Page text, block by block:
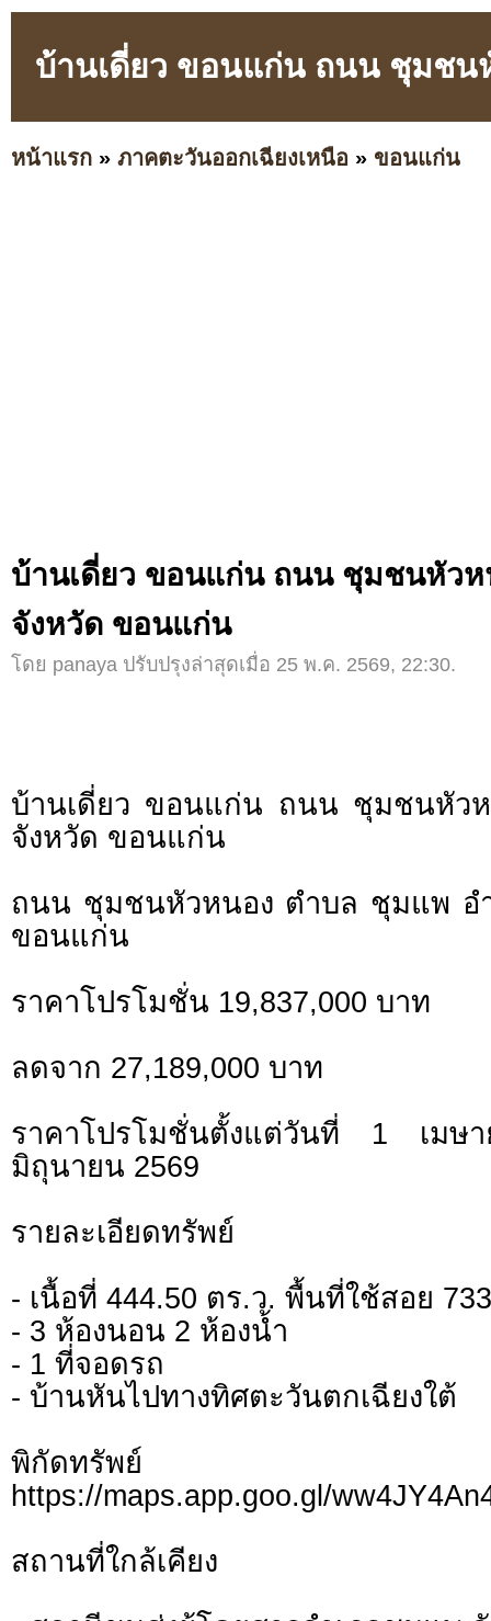
บ้านเดี่ยว ขอนแก่น ถนน ชุมชน
หน้าแรก » ภาคตะวันออกเฉียงเหนือ » ขอนแก่น
บ้านเดี่ยว ขอนแก่น ถนน ชุมชนหัวห
จังหวัด ขอนแก่น
โดย panaya ปรับปรุงล่าสุดเมื่อ 25 พ.ค. 2569, 22:30.
บ้านเดี่ยว ขอนแก่น ถนน ชุมชนหัว
จังหวัด ขอนแก่น
ถนน ชุมชนหัวหนอง ตำบล ชุมแพ อ
ขอนแก่น
ราคาโปรโมชั่น 19,837,000 บาท
ลดจาก 27,189,000 บาท
ราคาโปรโมชั่นตั้งแต่วันที่ 1 เม
มิถุนายน 2569
รายละเอียดทรัพย์
- เนื้อที่ 444.50 ตร.ว. พื้นที่ใช้สอย
- 3 ห้องนอน 2 ห้องน้ำ
- 1 ที่จอดรถ
- บ้านหันไปทางทิศตะวันตกเฉียงใต้
พิกัดทรั
https://maps.app.goo.gl/
สถานที่ใกล้เคียง